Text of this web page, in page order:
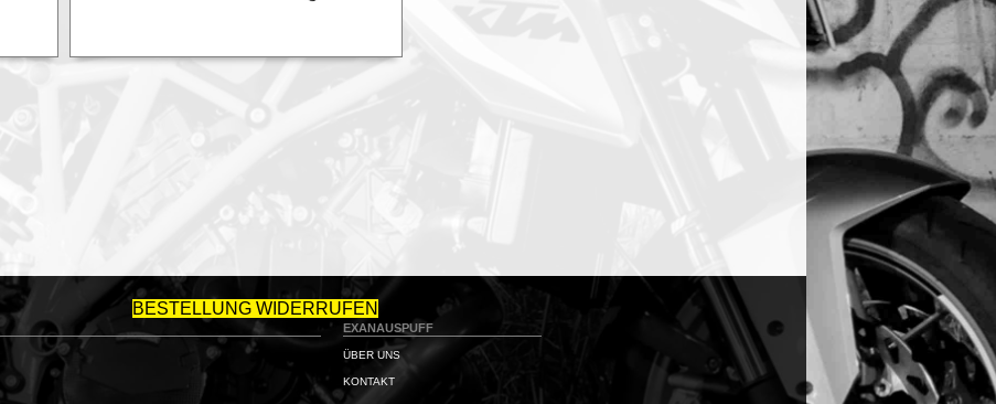
BESTELLUNG WIDERRUFEN
EXANAUSPUFF
ÜBER UNS
KONTAKT